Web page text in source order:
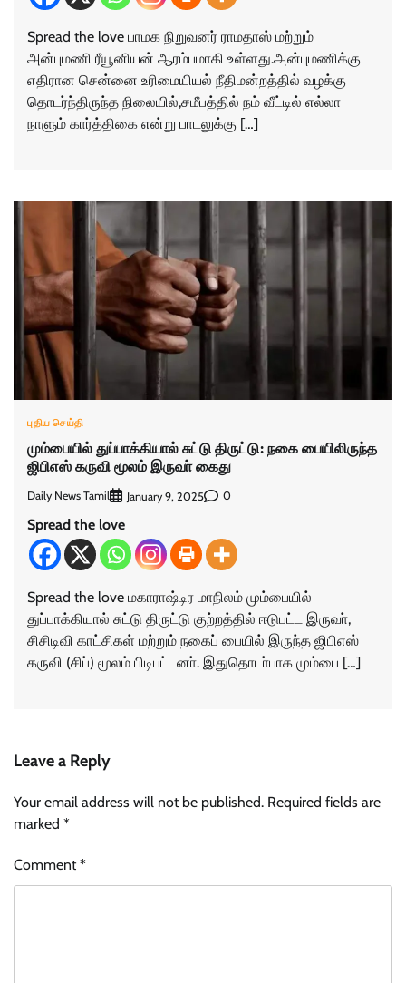
Spread the love பாமக நிறுவனர் ராமதாஸ் மற்றும்
அன்புமணி ரீயூனியன் ஆரம்பமாகி உள்ளது.அன்புமணிக்கு
எதிரான சென்னை உரிமையியல் நீதிமன்றத்தில் வழக்கு
தொடர்ந்திருந்த நிலையில்,சமீபத்தில் நம் வீட்டில் எல்லா
நாளும் கார்த்திகை என்று பாடலுக்கு […]
புதிய செய்தி
மும்பையில் துப்பாக்கியால் சுட்டு திருட்டு: நகை பையிலிருந்த
ஜிபிஎஸ் கருவி மூலம் இருவா் கைது
Daily News Tamil January 9, 2025 0
Spread the love
Spread the love மகாராஷ்டிர மாநிலம் மும்பையில்
துப்பாக்கியால் சுட்டு திருட்டு குற்றத்தில் ஈடுபட்ட இருவா்,
சிசிடிவி காட்சிகள் மற்றும் நகைப் பையில் இருந்த ஜிபிஎஸ்
கருவி (சிப்) மூலம் பிடிபட்டனா். இதுதொடா்பாக மும்பை […]
Leave a Reply
Your email address will not be published. Required fields are
marked *
Comment*